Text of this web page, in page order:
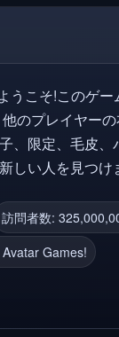
うこそ!このゲ
のプレイヤー
、限定、毛皮
しい人を見つ
ます。 ❌ 他のプレイ
、「他のプレイ
加するには:
! 😊 ゲームをサ
てお気に入りを
訪問者数:
Avatar Games!